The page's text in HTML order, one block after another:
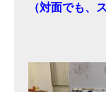
（対面でも、